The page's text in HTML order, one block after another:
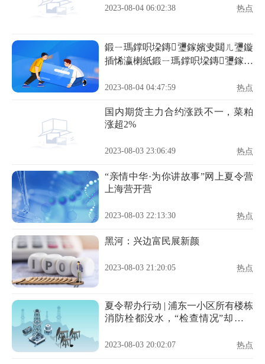
2023-08-04 06:02:38 热点
鍛ㄧ瑪鐣呮垜鏄瓕鎵嬪叏閮ㄦ瓕鏇
插悕瀛楋紙鍛ㄧ瑪鐣呮垜鏄瓕鎵嬪
2023-08-04 04:47:59 热点
国内期货主力合约涨跌不一，菜粕
涨超2%
2023-08-03 23:06:49 热点
“亲情中华·为你讲故事”网上夏令营
上海营开营
2023-08-03 22:13:30 热点
黑河：兴边富民展新颜
2023-08-03 21:20:05 热点
夏令帮办行动 | 浦东一小区所有楼栋
消防栓都没水，“检查情况”却都打
2023-08-03 20:02:07 热点